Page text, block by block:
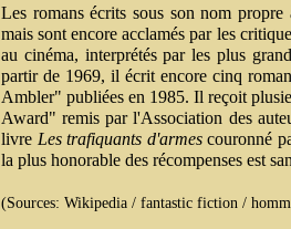
Les romans écrits sous son nom
mais sont encore acclamés par les
au cinéma, interprétés par les plus
partir de 1969, il écrit encore cinq
Ambler" publiées en 1985. Il reçoit
Award" remis par l'Association des
livre Les trafiquants d'armescouronné
la plus honorable des récompenses est
(Sources: Wikipedia / fantastic fiction /